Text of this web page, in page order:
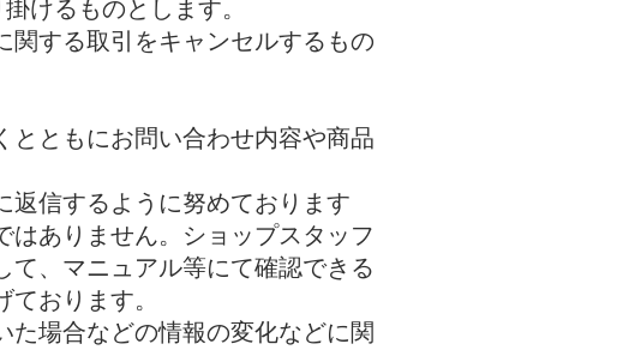
けるものとします。
関する取引をキャンセルするもの
とともにお問い合わせ内容や商品
返信するように努めております
はありません。ショップスタッフ
て、マニュアル等にて確認できる
おります。
た場合などの情報の変化などに関